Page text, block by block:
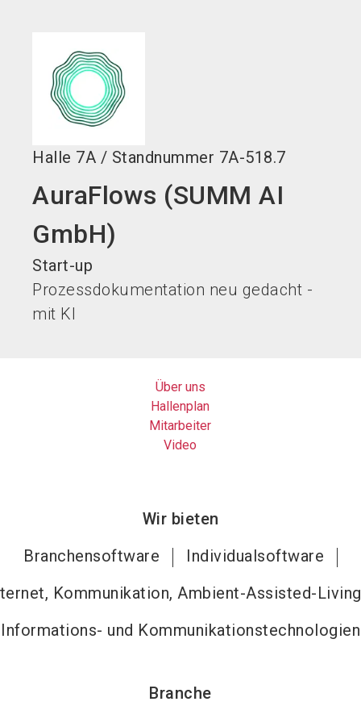
Halle 7A / Standnummer 7A-518.7
AuraFlows (SUMM AI
GmbH)
Start-up
Prozessdokumentation neu gedacht -
mit KI
Über uns
Hallenplan
Mitarbeiter
Video
Wir bieten
Branchensoftware
Individualsoftware
Kommunikation, Ambient-Assisted-Living
Informations- und Kommunikationstechnologien
Branche